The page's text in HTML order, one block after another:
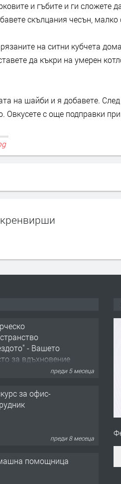
и гъбите и ги сложете
скълцания чесън,
на ситни кубчета
да къкри на умерен
на шайби и я добавете.
Овкусете с още подправки
за офис-
преди 8 месеца
помощница
преди 1 година
в Марония,